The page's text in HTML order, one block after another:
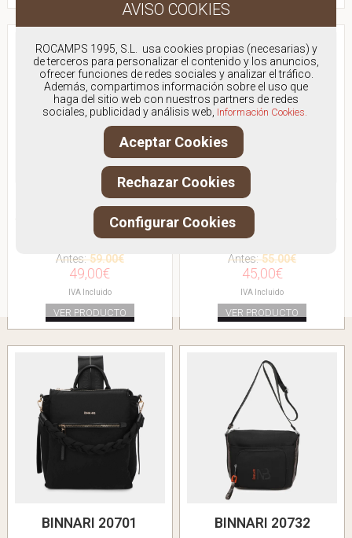
BINNARI 20701
MOCHILA TEJIDO ASA
Antes:59.00€
49,00€
IVA Incluido
VER PRODUCTO
BINNARI 20702
BOLSO HOMBRO TRENZA
Antes:55.00€
45,00€
IVA Incluido
VER PRODUCTO
BINNARI 20701 BINNARI 20732
ROCAMPS 1995, S.L. usa cookies propias (necesarias) y
de terceros para personalizar el contenido y los anuncios,
ofrecer funciones de redes sociales y analizar el tráfico.
Además, compartimos información sobre el uso que
haga del sitio web con nuestros partners de redes
sociales, publicidad y análisis web, Información Cookies.
Aceptar Cookies
Rechazar Cookies
Configurar Cookies